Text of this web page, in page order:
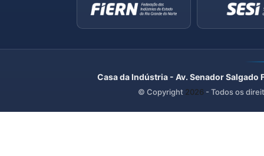
Casa da Indústria - Av. Senador
© Copyright 2026 - Todos os